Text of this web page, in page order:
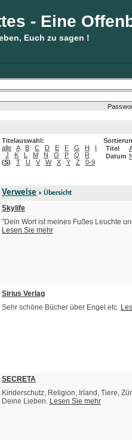
- Eine
Euch zu sagen !
Titelauswahl:
alle
A B C D E F G H
I
J
K L M N O P Q
R
(S) T U V W X Y Z 0-9
Titel
Datum
Verweise » Übersicht
Skylife
"Dein Wort ist meines Fußes Leuchte
Lesen Sie mehr
Sirius Verlag
Sehr schöne Bücher über Engel etc.
SECRETA
Kinderschutz, Religion, Irland, Tiere,
Deine Lieben. Lesen Sie mehr